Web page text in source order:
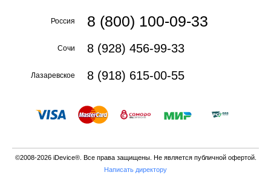
Россия 8 (800) 100-09-33
Сочи 8 (928) 456-99-33
Лазаревское 8 (918) 615-00-55
©2008-2026 iDevice®. Все права защищены. Не является публичной офертой.
Написать директору